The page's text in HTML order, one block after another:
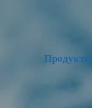
Продукты